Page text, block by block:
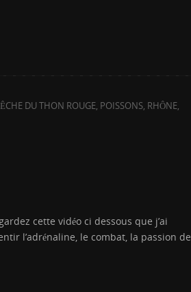
DU THON ROUGE, POISSONS, RHÔNE,
cette vidéo ci dessous que j’ai
l’adrénaline, le combat, la passion de